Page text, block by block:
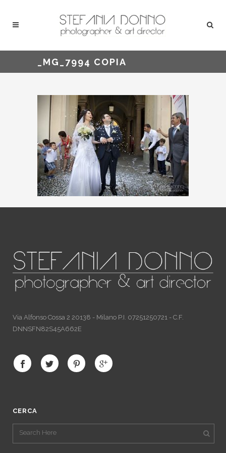
_MG_7994 COPIA
Via Alfonso Cossa 2 20138 - Milano P.I. 07251250721 - C.F.
DNNSFN82S45A662E
CERCA